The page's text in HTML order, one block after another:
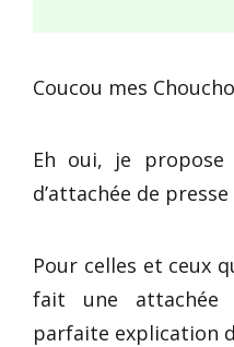
Coucou mes
Eh oui, je
d’attachée de
Pour celles et ceux
fait une attachée
parfaite explication